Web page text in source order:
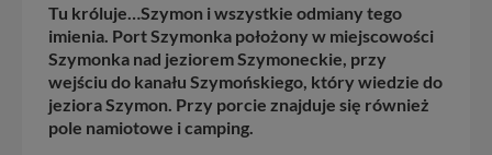
Tu króluje…Szymon i wszystkie odmiany tego
imienia. Port Szymonka położony w miejscowości
Szymonka nad jeziorem Szymoneckie, przy
wejściu do kanału Szymońskiego, który wiedzie do
jeziora Szymon. Przy porcie znajduje się również
pole namiotowe i camping.